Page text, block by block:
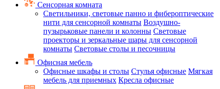
Сенсорная комната
Светильники, световые панно и фибероптические
нити для сенсорной комнаты Воздушно-
пузырьковые панели и колонны Световые
проекторы и зеркальные шары для сенсорной
комнаты Световые столы и песочницы
Офисная мебель
Офисные шкафы и столы Стулья офисные Мягкая
мебель для приемных Кресла офисные